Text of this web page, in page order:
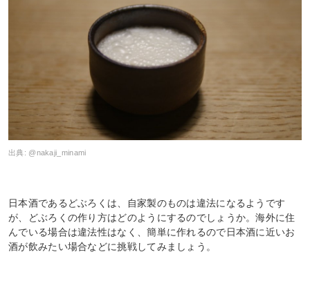
出典: @nakaji_minami
日本酒であるどぶろくは、自家製のものは違法になるようです
が、どぶろくの作り方はどのようにするのでしょうか。海外に住
んでいる場合は違法性はなく、簡単に作れるので日本酒に近いお
酒が飲みたい場合などに挑戦してみましょう。